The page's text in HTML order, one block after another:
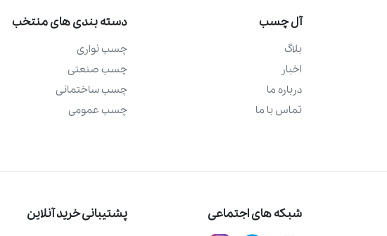
آل چسب
بلاگ
اخبار
درباره ما
تماس با ما
دسته بندی های منتخب
چسب نواری
چسب صنعتی
چسب ساختمانی
چسب عمومی
شبکه های اجتماعی پشتیبانی خرید آنلاین